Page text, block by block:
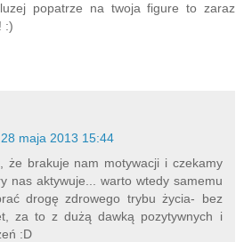
popatrze na twoja figure to zaraz
:)
28 maja 2013 15:44
że brakuje nam motywacji i czekamy
nas aktywuje... warto wtedy samemu
drogę zdrowego trybu życia- bez
za to z dużą dawką pozytywnych i
:D